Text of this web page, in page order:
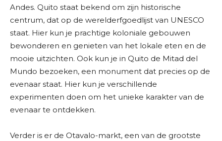
Andes. Quito staat bekend om zijn historische
centrum, dat op de werelderfgoedlijst van UNESCO
staat. Hier kun je prachtige koloniale gebouwen
bewonderen en genieten van het lokale eten en de
mooie uitzichten. Ook kun je in Quito de Mitad del
Mundo bezoeken, een monument dat precies op de
evenaar staat. Hier kun je verschillende
experimenten doen om het unieke karakter van de
evenaar te ontdekken.
Verder is er de Otavalo-markt, een van de grootste